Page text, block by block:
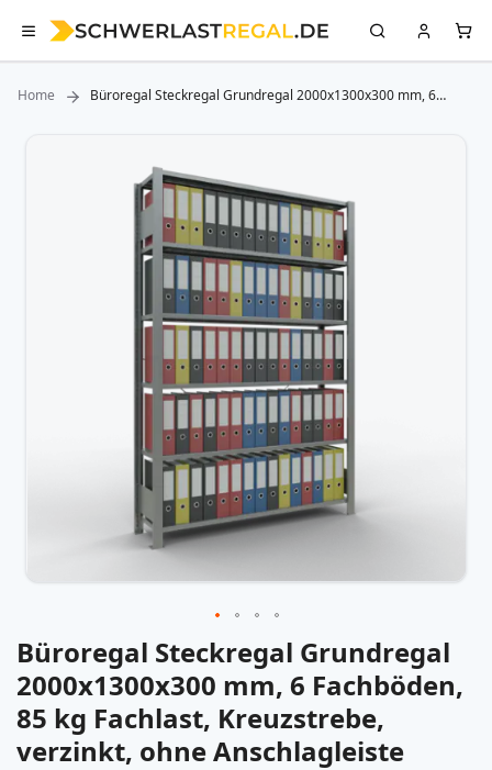
Home
Büroregal Steckregal Grundregal 2000x1300x300 mm, 6
Zum
Anfang
der
Bildergalerie
springen
Büroregal Steckregal Grundregal
2000x1300x300 mm, 6 Fachböden,
85 kg Fachlast, Kreuzstrebe,
verzinkt, ohne Anschlagleiste